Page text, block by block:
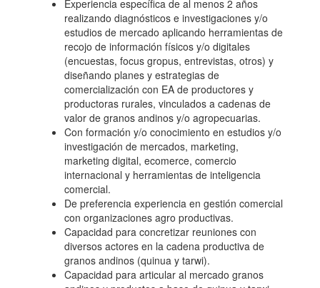
Experiencia específica de al menos 2 años
realizando diagnósticos e investigaciones y/o
estudios de mercado aplicando herramientas de
recojo de información físicos y/o digitales
(encuestas, focus gropus, entrevistas, otros) y
diseñando planes y estrategias de
comercialización con EA de productores y
productoras rurales, vinculados a cadenas de
valor de granos andinos y/o agropecuarias.
Con formación y/o conocimiento en estudios y/o
investigación de mercados, marketing,
marketing digital, ecomerce, comercio
internacional y herramientas de inteligencia
comercial.
De preferencia experiencia en gestión comercial
con organizaciones agro productivas.
Capacidad para concretizar reuniones con
diversos actores en la cadena productiva de
granos andinos (quinua y tarwi).
Capacidad para articular al mercado granos